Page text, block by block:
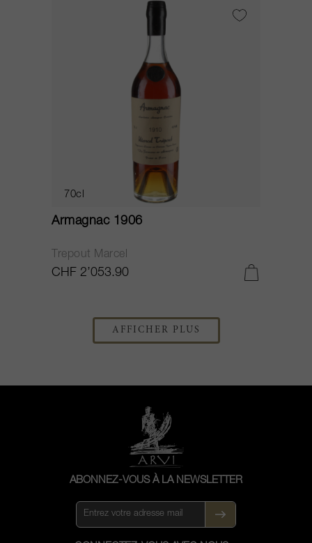
70cl
Armagnac 1906
Trepout Marcel
CHF 2’053.90
AFFICHER PLUS
ABONNEZ-VOUS À LA NEWSLETTER